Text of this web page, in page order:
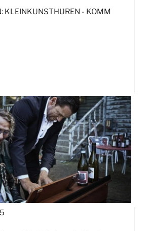
KLEINKUNSTHUREN - KOMM